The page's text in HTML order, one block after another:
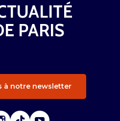
PARIS
à notre newsletter